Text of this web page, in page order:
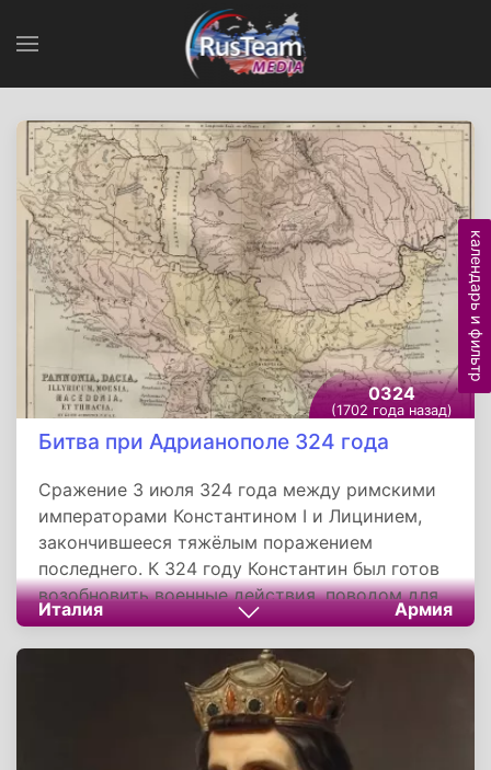
0324
(1702 года назад)
Битва при Адрианополе 324 года
Сражение 3 июля 324 года между римскими
императорами Константином I и Лицинием,
закончившееся тяжёлым поражением
последнего. К 324 году Константин был готов
возобновить военные действия, поводом для
ввода войск во Фракию стал прошлогодний
набег туда готов или сарматов. Армия
Константина численно уступала войску
Лициния, но имела в своём составе много
ветеранов и боеспособные контингенты из
Италия Армия
календарь и фильтр